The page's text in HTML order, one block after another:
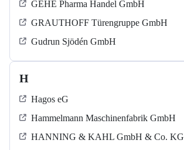
GEHE Pharma Handel GmbH
GRAUTHOFF Türengruppe GmbH
Gudrun Sjödén GmbH
H
Hagos eG
Hammelmann Maschinenfabrik GmbH
HANNING & KAHL GmbH & Co. KG